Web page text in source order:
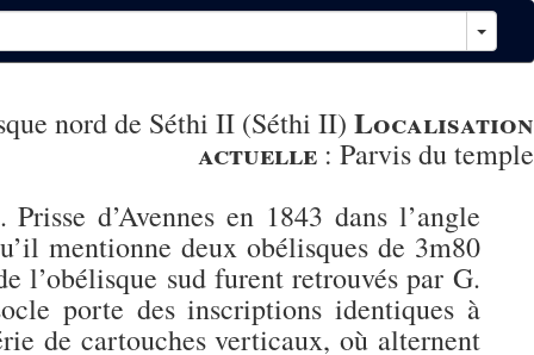
nord de Séthi II (Séthi II) Localisation
actuelle : Parvis du temple
d’Avennes en 1843 dans l’angle
mentionne deux obélisques de 3m80
l’obélisque sud furent retrouvés par G.
porte des inscriptions identiques à
de cartouches verticaux, où alternent